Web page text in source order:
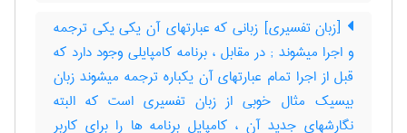
[زبان تفسیری] زبانی که عبارتهای آن یکی یکی ترجمه
و اجرا میشوند‎ ; در مقابل ، برنامه کامپایلی وجود دارد که
قبل از اجرا تمام عبارتهای آن یکباره ترجمه میشوند زبان
بیسیک مثال خوبی از زبان تفسیری است که البته
نگارشهای جدید آن ، کامپایل برنامه ها را برای کاربر